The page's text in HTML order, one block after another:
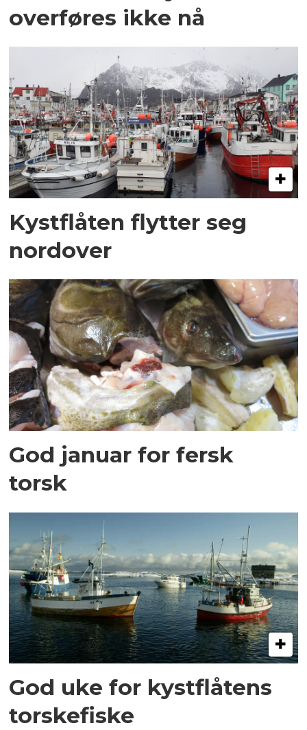
overføres ikke nå
Kystflåten flytter seg
nordover
God januar for fersk
torsk
God uke for kystflåtens
torskefiske